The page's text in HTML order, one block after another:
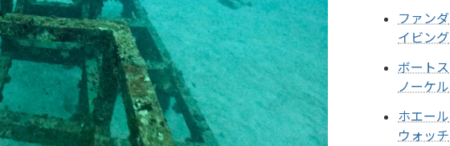
ファンダ
イビング
ボートス
ノーケル
ホエール
ウォッチ